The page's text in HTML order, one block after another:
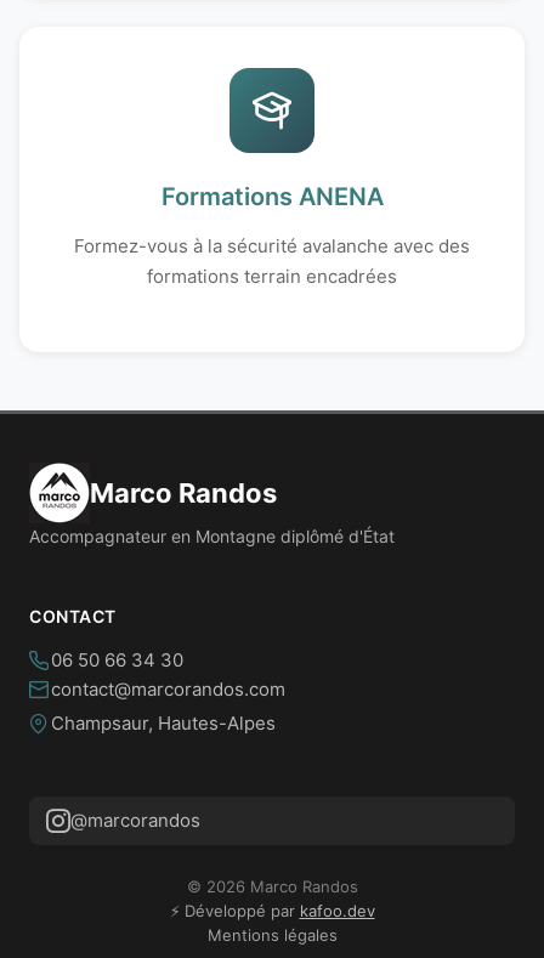
Formations ANENA
Formez-vous à la sécurité avalanche avec des
formations terrain encadrées
Marco Randos
Accompagnateur en Montagne diplômé d'État
CONTACT
06 50 66 34 30
contact@marcorandos.com
Champsaur, Hautes-Alpes
@marcorandos
© 2026 Marco Randos
⚡ Développé par kafoo.dev
Mentions légales